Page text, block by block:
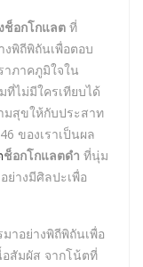
ช็อกโกแลต ที่
พิถีพิถันเพื่อตอบ
ภาคภูมิใจใน
ไม่มีใครเทียบได้
มสุขให้กับประสาท
ของเราเป็นผล
ช็อกโกแลตดำ ที่นุ่ม
อย่างมีศิลปะเพื่อ
าอย่างพิถีพิถันเพื่อ
สัมผัส จากโน้ตที่